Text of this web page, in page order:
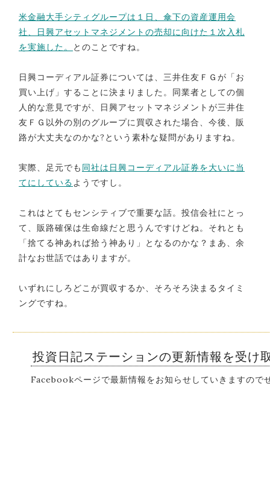
米金融大手シティグループは１日、傘下の資産運用会
社、日興アセットマネジメントの売却に向けた１次入札
を実施した。
とのことですね。
日興コーディアル証券については、三井住友ＦＧが「お
買い上げ」することに決まりました。同業者としての個
人的な意見ですが、日興アセットマネジメントが三井住
友ＦＧ以外の別のグループに買収された場合、今後、販
路が大丈夫なのかな?という素朴な疑問がありますね。
実際、足元でも 同社は日興コーディアル証券を大いに当
てにしているようですし。
これはとてもセンシティブで重要な話。投信会社にとっ
て、販路確保は生命線だと思うんですけどね。それとも
「捨てる神あれば拾う神あり」となるのかな？まあ、余
計なお世話ではありますが。
いずれにしろどこが買収するか、そろそろ決まるタイミ
ングですね。
投資日記ステーションの更新情報を受け
Facebookページで最新情報をお知らせしていきますので